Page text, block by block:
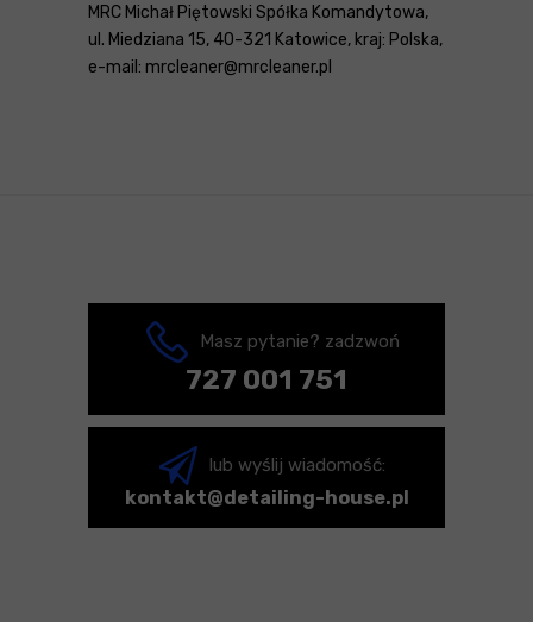
MRC Michał Piętowski Spółka Komandytowa,
ul. Miedziana 15, 40-321 Katowice, kraj: Polska,
e-mail: mrcleaner@mrcleaner.pl
Masz pytanie? zadzwoń
727 001 751
lub wyślij wiadomość:
kontakt@detailing-house.pl